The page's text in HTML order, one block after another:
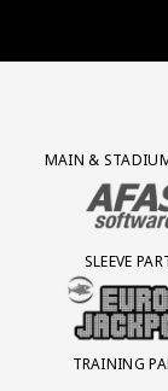
Partner Logos
MAIN &
BEZOEK
SLEEVE
BEZOEK ONZE
TRAINING
BEZOEK